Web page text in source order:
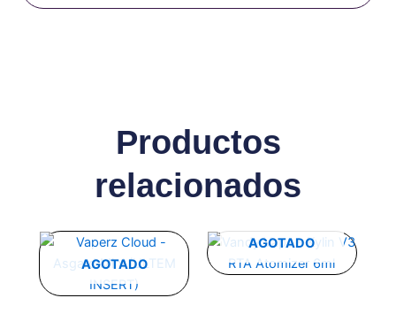
Productos
relacionados
AGOTADO
Este
producto
tiene
AGOTADO
Este
producto